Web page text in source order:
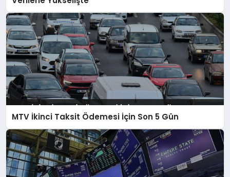
MTV İkinci Taksit Ödemesi İçin Son 5 Gün